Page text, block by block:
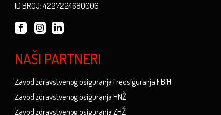
ID BROJ: 4227224680006
NAŠI PARTNERI
Zavod zdravstvenog osiguranja i reosiguranja FBiH
Zavod zdravstvenog osiguranja HNŽ
Zavod zdravstvenog osiguranja ZHŽ